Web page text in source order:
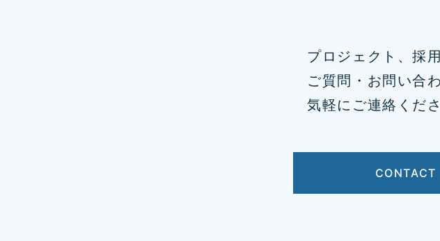
プロジェクト、採
ご質問・お問い合
気軽にご連絡くださ
CONTACT